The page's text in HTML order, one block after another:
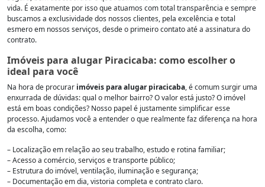
vida. É exatamente por isso que atuamos com total transparência e sempre
buscamos a exclusividade dos nossos clientes, pela excelência e total
esmero em nossos serviços, desde o primeiro contato até a assinatura do
contrato.
Imóveis para alugar Piracicaba: como escolher o
ideal para você
Na hora de procurar imóveis para alugar piracicaba, é comum surgir uma
enxurrada de dúvidas: qual o melhor bairro? O valor está justo? O imóvel
está em boas condições? Nosso papel é justamente simplificar esse
processo. Ajudamos você a entender o que realmente faz diferença na hora
da escolha, como:
– Localização em relação ao seu trabalho, estudo e rotina familiar;
– Acesso a comércio, serviços e transporte público;
– Estrutura do imóvel, ventilação, iluminação e segurança;
– Documentação em dia, vistoria completa e contrato claro.